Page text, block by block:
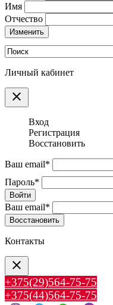
Имя
Отчество
Изменить
Личный кабинет
clear
Вход
Регистрация
Восстановить
Ваш email*
Пароль*
Войти
Ваш email*
Воcстановить
Контакты
clear
+375(29)564-75-75
+375(44)564-75-75